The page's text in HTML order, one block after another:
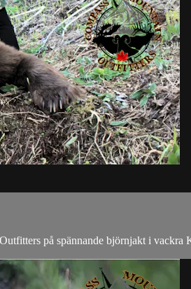
på spännande björnjakt i vackra